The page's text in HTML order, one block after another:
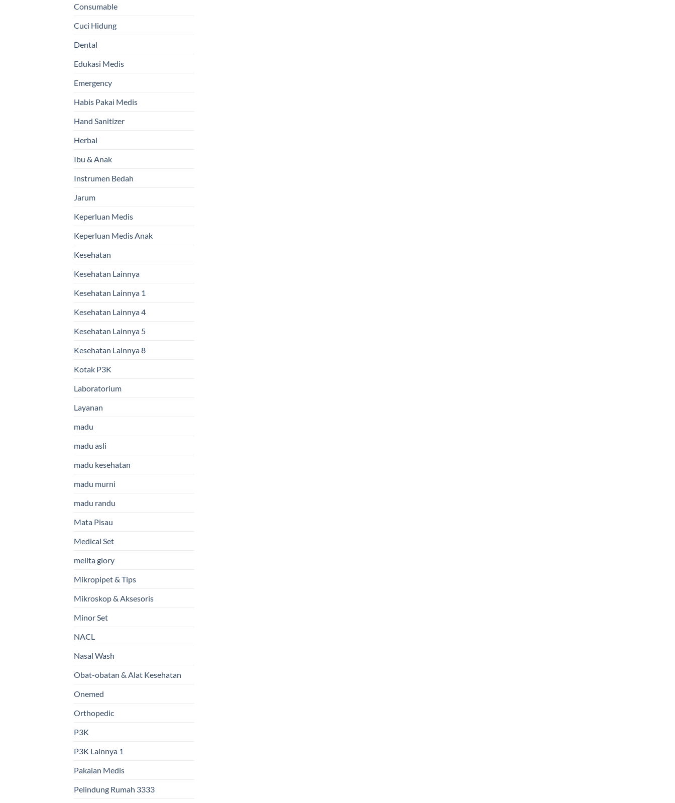
Consumable
Cuci Hidung
Dental
Edukasi Medis
Emergency
Habis Pakai Medis
Hand Sanitizer
Herbal
Ibu & Anak
Instrumen Bedah
Jarum
Keperluan Medis
Keperluan Medis Anak
Kesehatan
Kesehatan Lainnya
Kesehatan Lainnya 1
Kesehatan Lainnya 4
Kesehatan Lainnya 5
Kesehatan Lainnya 8
Kotak P3K
Laboratorium
Layanan
madu
madu asli
madu kesehatan
madu murni
madu randu
Mata Pisau
Medical Set
melita glory
Mikropipet & Tips
Mikroskop & Aksesoris
Minor Set
NACL
Nasal Wash
Obat-obatan & Alat Kesehatan
Onemed
Orthopedic
P3K
P3K Lainnya 1
Pakaian Medis
Pelindung Rumah 3333